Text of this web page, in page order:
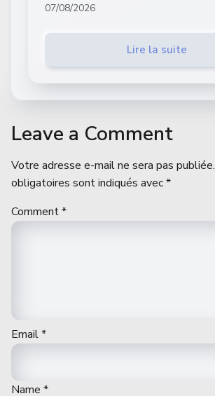
07/08/2026
Lire la suite
Leave a Comment
Votre adresse e-mail ne sera pas publiée.
obligatoires sont indiqués avec*
Comment*
Email*
Name *